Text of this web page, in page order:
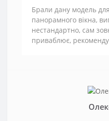
Брали дану модель
панорамного вікна,
нестандартно, сам
приваблює,